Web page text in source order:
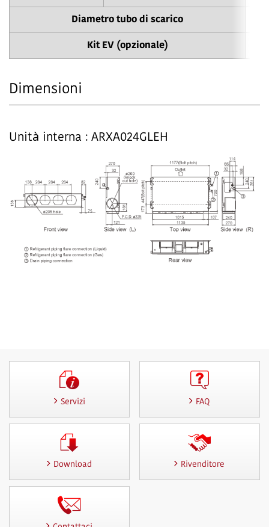
Diametro tubo di scarico
Kit EV (opzionale)
Dimensioni
Unità interna : ARXA024GLEH
Servizi FAQ
Download Rivenditore